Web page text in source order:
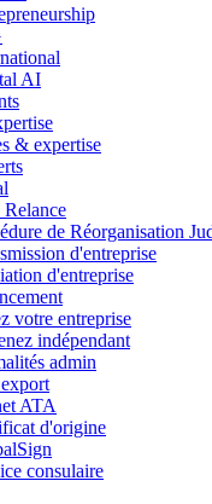
AI
& expertise
de Réorganisation
d'entreprise
d'entreprise
votre entreprise
indépendant
admin
ATA
d'origine
consulaire